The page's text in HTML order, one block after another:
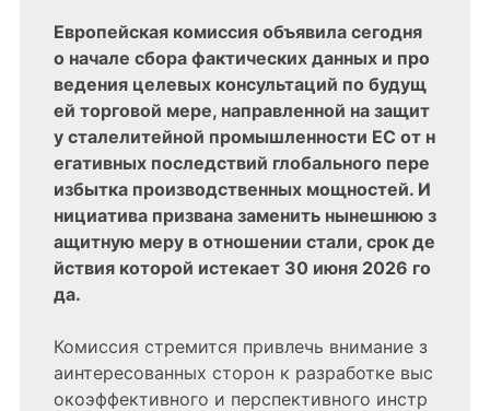
Европейская комиссия объявила сегодня
о начале сбора фактических данных и про
ведения целевых консультаций по будущ
ей торговой мере, направленной на защит
у сталелитейной промышленности ЕС от н
егативных последствий глобального пере
избытка производственных мощностей. И
нициатива призвана заменить нынешнюю з
ащитную меру в отношении стали, срок де
йствия которой истекает 30 июня 2026 го
да.
Комиссия стремится привлечь внимание з
аинтересованных сторон к разработке выс
окоэффективного и перспективного инстр